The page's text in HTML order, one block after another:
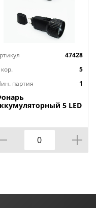
47428
5
партия
1
5 LED